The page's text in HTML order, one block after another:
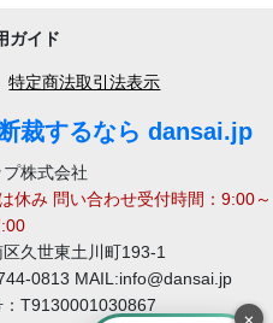
ガイド
特定商法取引法表示
裁するなら dansai.jp
株式会社
休み 問い合わせ受付時間：9:00～
久世東土川町193-1
0813 MAIL:info@dansai.jp
T9130001030867
×